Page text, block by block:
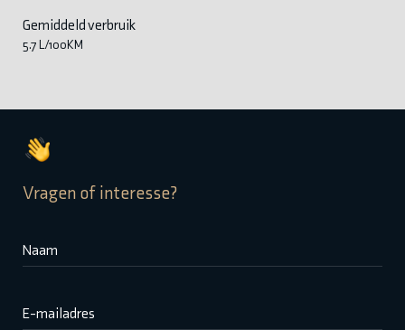
Gemiddeld verbruik
5.7 L/100KM
Vragen of interesse?
Naam
E-mailadres